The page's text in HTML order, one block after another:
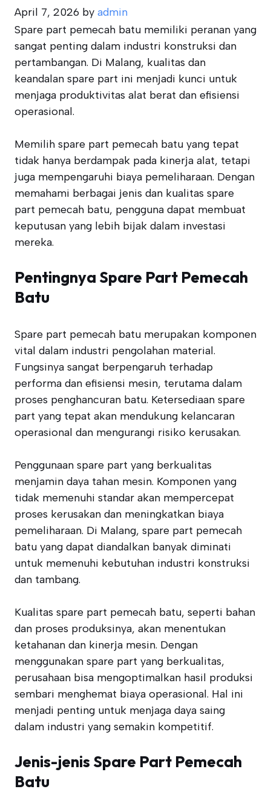
April 7, 2026 by admin
Spare part pemecah batu memiliki peranan yang
sangat penting dalam industri konstruksi dan
pertambangan. Di Malang, kualitas dan
keandalan spare part ini menjadi kunci untuk
menjaga produktivitas alat berat dan efisiensi
operasional.
Memilih spare part pemecah batu yang tepat
tidak hanya berdampak pada kinerja alat, tetapi
juga mempengaruhi biaya pemeliharaan. Dengan
memahami berbagai jenis dan kualitas spare
part pemecah batu, pengguna dapat membuat
keputusan yang lebih bijak dalam investasi
mereka.
Pentingnya Spare Part Pemecah
Batu
Spare part pemecah batu merupakan komponen
vital dalam industri pengolahan material.
Fungsinya sangat berpengaruh terhadap
performa dan efisiensi mesin, terutama dalam
proses penghancuran batu. Ketersediaan spare
part yang tepat akan mendukung kelancaran
operasional dan mengurangi risiko kerusakan.
Penggunaan spare part yang berkualitas
menjamin daya tahan mesin. Komponen yang
tidak memenuhi standar akan mempercepat
proses kerusakan dan meningkatkan biaya
pemeliharaan. Di Malang, spare part pemecah
batu yang dapat diandalkan banyak diminati
untuk memenuhi kebutuhan industri konstruksi
dan tambang.
Kualitas spare part pemecah batu, seperti bahan
dan proses produksinya, akan menentukan
ketahanan dan kinerja mesin. Dengan
menggunakan spare part yang berkualitas,
perusahaan bisa mengoptimalkan hasil produksi
sembari menghemat biaya operasional. Hal ini
menjadi penting untuk menjaga daya saing
dalam industri yang semakin kompetitif.
Jenis-jenis Spare Part Pemecah
Batu